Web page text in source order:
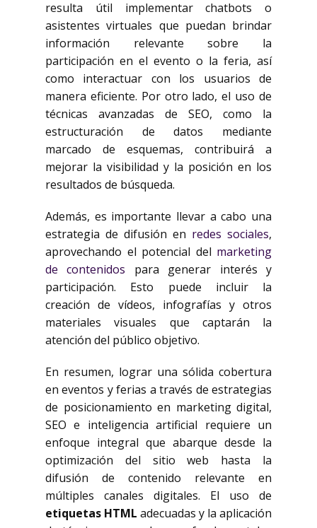
resulta útil implementar chatbots o
asistentes virtuales que puedan brindar
información relevante sobre la
participación en el evento o la feria, así
como interactuar con los usuarios de
manera eficiente. Por otro lado, el uso de
técnicas avanzadas de SEO, como la
estructuración de datos mediante
marcado de esquemas, contribuirá a
mejorar la visibilidad y la posición en los
resultados de búsqueda.
Además, es importante llevar a cabo una
estrategia de difusión en redes sociales,
aprovechando el potencial del marketing
de contenidos para generar interés y
participación. Esto puede incluir la
creación de vídeos, infografías y otros
materiales visuales que captarán la
atención del público objetivo.
En resumen, lograr una sólida cobertura
en eventos y ferias a través de estrategias
de posicionamiento en marketing digital,
SEO e inteligencia artificial requiere un
enfoque integral que abarque desde la
optimización del sitio web hasta la
difusión de contenido relevante en
múltiples canales digitales. El uso de
etiquetas HTML adecuadas y la aplicación